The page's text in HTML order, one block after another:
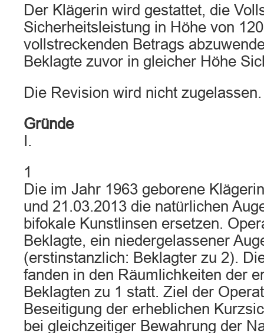
Der Klägerin wird gestattet, die
Sicherheitsleistung in Höhe von
vollstreckenden Betrags
Beklagte zuvor in gleicher Höhe
Die Revision wird nicht zugelassen.
Gründe
I.
1
Die im Jahr 1963 geborene
und 21.03.2013 die natürlichen
bifokale Kunstlinsen ersetzen.
Beklagte, ein niedergelassener
(erstinstanzlich: Beklagter zu 2).
fanden in den Räumlichkeiten der
Beklagten zu 1 statt. Ziel der
Beseitigung der erheblichen
bei gleichzeitiger Bewahrung der